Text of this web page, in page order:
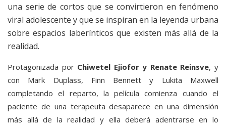
una serie de cortos que se convirtieron en fenómeno
viral adolescente y que se inspiran en la leyenda urbana
sobre espacios laberínticos que existen más allá de la
realidad.
Protagonizada por Chiwetel Ejiofor y Renate Reinsve, y
con Mark Duplass, Finn Bennett y Lukita Maxwell
completando el reparto, la película comienza cuando el
paciente de una terapeuta desaparece en una dimensión
más allá de la realidad y ella deberá adentrarse en lo